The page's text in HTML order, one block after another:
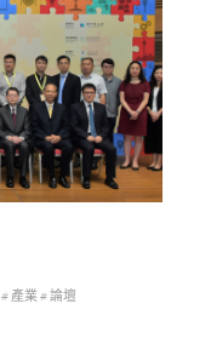
# 產業# 論壇